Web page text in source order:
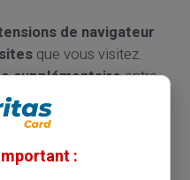
de navigateur
que vous visitez.
supplémentaireentre
cas de problème
: